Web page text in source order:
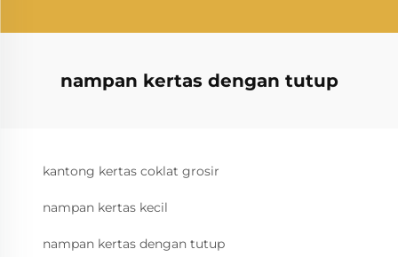
nampan kertas dengan tutup
kantong kertas coklat grosir
nampan kertas kecil
nampan kertas dengan tutup